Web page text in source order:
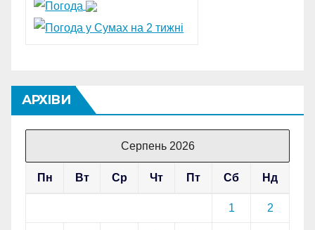
АРХІВИ
Серпень 2026
Пн Вт Ср Чт Пт Сб Нд
1 2